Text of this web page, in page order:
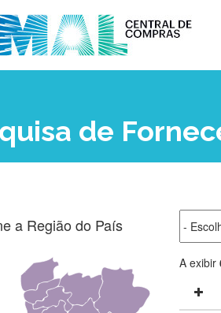
de
a Região do País
A exibir